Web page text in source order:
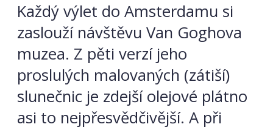
Každý výlet do Amsterdamu si
zaslouží návštěvu Van Goghova
muzea. Z pěti verzí jeho
proslulých malovaných (zátiší)
slunečnic je zdejší olejové plátno
asi to nejpřesvědčivější. A při